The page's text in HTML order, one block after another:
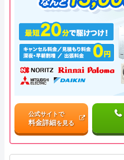
公式サイトで
料金詳細を見る